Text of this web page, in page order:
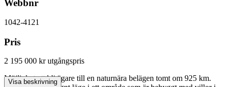
Webbnr
1042-4121
Pris
2 195 000 kr utgångspris
Möjlighet att bli ägare till en naturnära belägen tomt om 925 km.
Visa beskrivning